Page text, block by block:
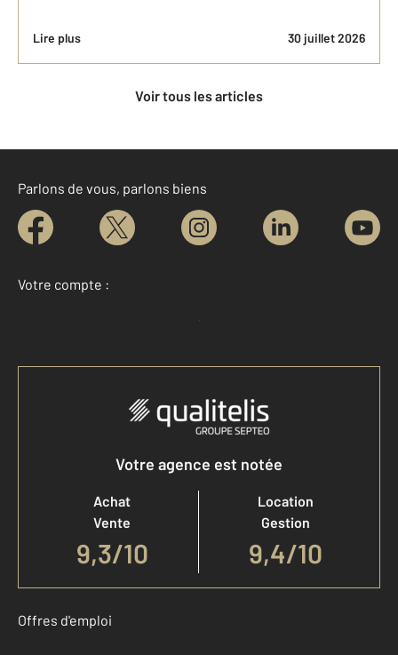
Lire plus 30 juillet 2026
Voir tous les articles
Parlons de vous, parlons biens
Votre compte :
Accéder à mon compte
Votre agence est notée
Achat
Vente
9,3/10
Location
Gestion
9,4/10
Offres d'emploi